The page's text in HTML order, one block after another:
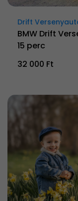
Drift
BMW Drift
15 perc
32 000 Ft